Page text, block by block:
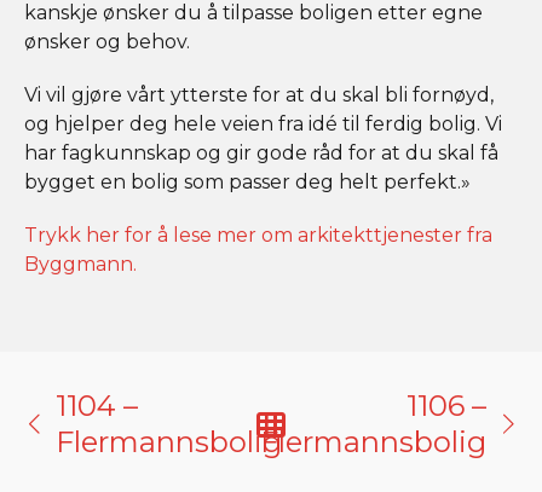
kanskje ønsker du å tilpasse boligen etter egne
ønsker og behov.
Vi vil gjøre vårt ytterste for at du skal bli fornøyd,
og hjelper deg hele veien fra idé til ferdig bolig. Vi
har fagkunnskap og gir gode råd for at du skal få
bygget en bolig som passer deg helt perfekt.»
Trykk her for å lese mer om arkitekttjenester fra
Byggmann.
1104 –
Flermannsbolig
1106 –
Flermannsbolig